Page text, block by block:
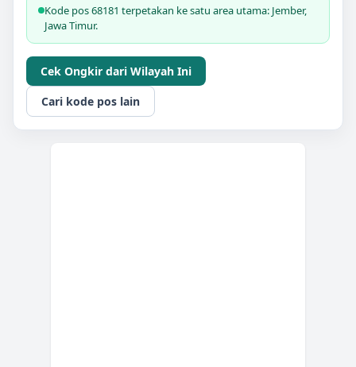
Kode pos 68181 terpetakan ke satu area utama: Jember,
Jawa Timur.
Cek Ongkir dari Wilayah Ini
Cari kode pos lain